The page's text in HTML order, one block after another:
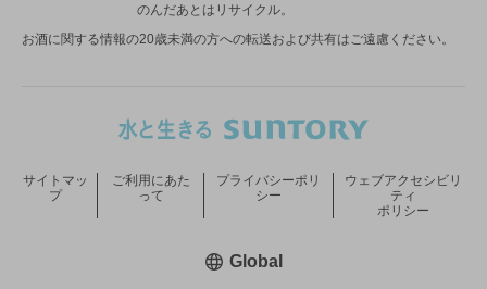
のんだあとはリサイクル。
お酒に関する情報の20歳未満の方への転送および共有はご遠慮ください。
サイトマッ
プ
ご利用にあた
って
プライバシーポリ
シー
ウェブアクセシビリ
ティ
ポリシー
Global新しいウィンドウで開く